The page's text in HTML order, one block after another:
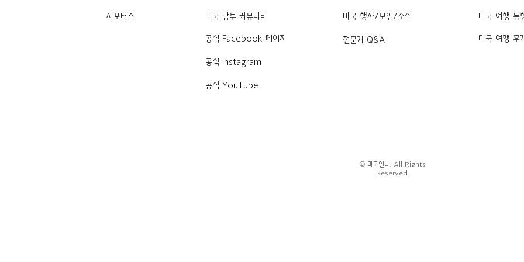
서포터즈 미국 남부 커뮤니티
공식 Facebook 페이지
공식 Instagram
공식 YouTube
미국 행사/모임/소식
전문가 Q&A
미국 여행 동
미국 여행 후기
© 미국언니. All Rights
Reserved.